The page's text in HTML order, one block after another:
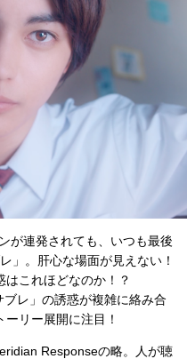
が連発されても、いつも最後
」。肝心な場面が見えない！
はこれほどなのか！？
ブレ」の誘惑が複雑に絡み合
リー展開に注目！
Responseの略。人が聴